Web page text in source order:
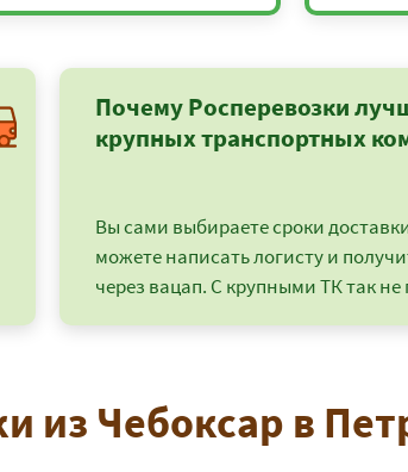
Почему Росперевозки
крупных транспортных
Вы сами выбираете сроки
можете написать логисту и
через вацап. С крупными ТК так не
из Чебоксар в